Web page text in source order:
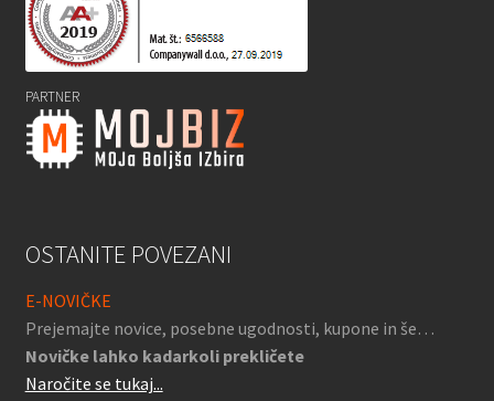
PARTNER
OSTANITE POVEZANI
E-NOVIČKE
Prejemajte novice, posebne ugodnosti, kupone in še…
Novičke lahko kadarkoli prekličete
Naročite se tukaj...